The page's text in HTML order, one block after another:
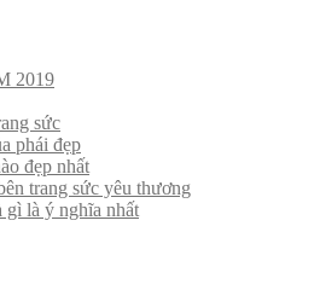
2019
sức
phái đẹp
đẹp nhất
trang sức yêu thương
gì là ý nghĩa nhất